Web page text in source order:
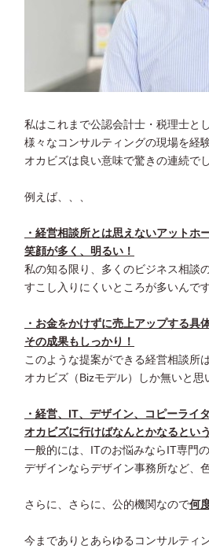
私はこれまで公認会計士・税理士と
様々なコンサルティングの現場を経
オカビズは良い意味で驚きの連続でし
例えば、、、
・経営相談所とは思えないアットホ
笑顔が多く、明るい！
私の知る限り、多くのビジネス相談
すこし入りにくいところが多いんです
・お金をかけずに売上アップする具
その成果もしっかり！
このような提案ができる経営相談所は
オカビズ（Bizモデル）しか無いと思
・経営、IT、デザイン、コピーライ
オカビズに行けばなんとかなるとい
一般的には、ITのお悩みならIT専門の
デザインならデザイン事務所など、
さらに、さらに、公的機関なので何
今までありとあらゆるコンサルティ